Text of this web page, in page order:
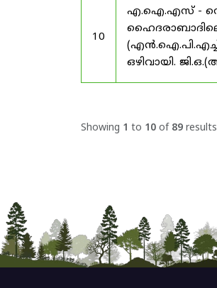
10
എ.ഐ.എസ് -
ഹൈദരാബാദിലെ
ഒഴിവായി.
Showing 1 to 10 of 89 results